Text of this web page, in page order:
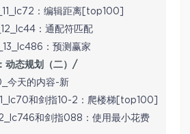
：编辑距离[top100]
：通配符匹配
：预测赢家
动态规划（二）/
今天的内容-新
和剑指10-2：爬楼梯[top100]
和剑指088：使用最小花费